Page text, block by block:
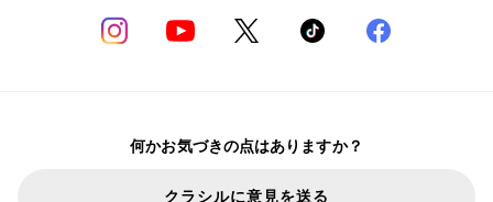
何かお気づきの点はありますか？
クラシルに意見を送る